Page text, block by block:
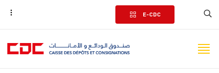
Aller
contenu
principal
E-CDC